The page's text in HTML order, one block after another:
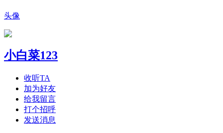
头像
小白菜123
收听TA
加为好友
给我留言
打个招呼
发送消息